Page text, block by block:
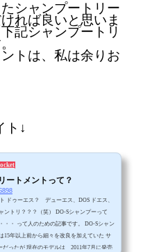
シャンプートリー
れば良いと思いま
記シャンプートリ
トは、私は余りお
ト↓
ートメントって？
ドゥーエス？ デューエス、DOS ドエス、
トリ？？？（笑） DO-Sシャンプーって
・・ って人のための記事です。 DO-Sシャン
年以上前から細々を改良を加えていた サ
だったが 現在のモデルは 2011年7月に発売